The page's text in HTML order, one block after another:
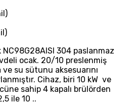
NC98G28AISI 304 paslanmaz
ocak. 20/10 preslenmiş
su sütunu aksesuarını
Cihaz, biri 10 kW ve
sahip 4 kapalı brülörden
ile 10 ..